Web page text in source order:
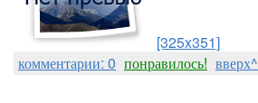
[325x351]
комментарии: 0 понравилось! вверх^